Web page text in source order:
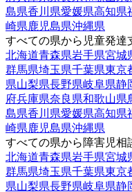
島県香川県愛媛県高知県
崎県鹿児島県沖縄県
すべての県から児童発達
北海道青森県岩手県宮城
群馬県埼玉県千葉県東京
県山梨県長野県岐阜県静
府兵庫県奈良県和歌山県
島県香川県愛媛県高知県
崎県鹿児島県沖縄県
すべての県から障害児相
北海道青森県岩手県宮城
群馬県埼玉県千葉県東京
県山梨県長野県岐阜県静